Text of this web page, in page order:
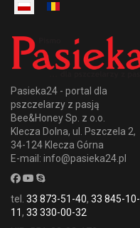
Pasieka24 - portal dla
pszczelarzy z pasją
Bee&Honey Sp. z o.o.
Klecza Dolna, ul. Pszczela 2,
34-124 Klecza Górna
E-mail: info@pasieka24.pl
tel. 33 873-51-40, 33 845-10-
11, 33 330-00-32